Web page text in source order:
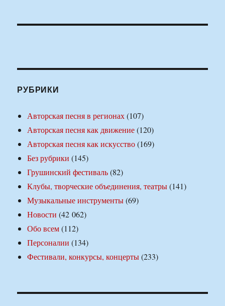
РУБРИКИ
Авторская песня в регионах(107)
Авторская песня как движение(120)
Авторская песня как искусство(169)
Без рубрики (145)
Грушинский фестиваль(82)
Клубы, творческие объединения, театры(141)
Музыкальные инструменты(69)
Новости (42 062)
Обо всем(112)
Персоналии (134)
Фестивали, конкурсы, концерты(233)